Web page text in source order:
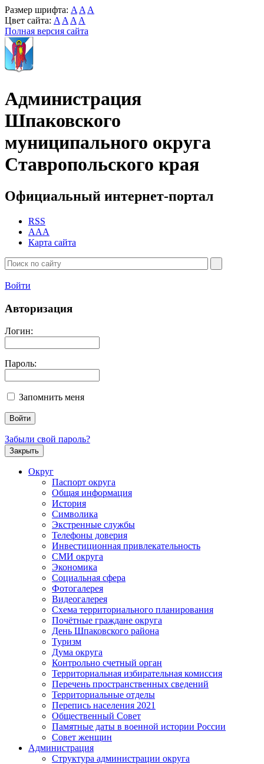
Размер шрифта: A A A
Цвет сайта: A A A A
Полная версия сайта
Администрация
Шпаковского
муниципального округа
Ставропольского края
Официальный интернет-портал
RSS
AAA
Карта сайта
Войти
Авторизация
Логин:
Пароль:
Запомнить меня
Забыли свой пароль?
Закрыть
Округ
Паспорт округа
Общая информация
История
Символика
Экстренные службы
Телефоны доверия
Инвестиционная привлекательность
СМИ округа
Экономика
Социальная сфера
Фотогалерея
Видеогалерея
Схема территориального планирования
Почётные граждане округа
День Шпаковского района
Туризм
Дума округа
Контрольно счетный орган
Территориальная избирательная комиссия
Перечень пространственных сведений
Территориальные отделы
Перепись населения 2021
Общественный Совет
Памятные даты в военной истории России
Совет женщин
Администрация
Структура администрации округа